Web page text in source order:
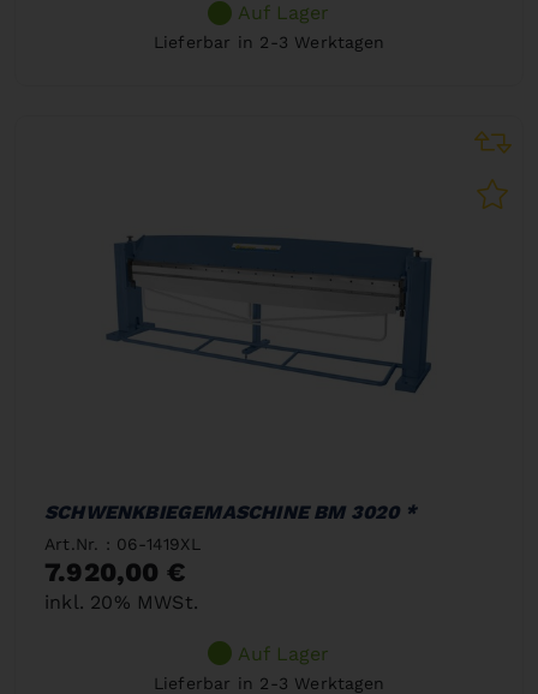
Auf Lager
Lieferbar in 2-3 Werktagen
SCHWENKBIEGEMASCHINE BM 3020 *
Art.Nr. : 06-1419XL
7.920,00 €
inkl. 20% MWSt.
Auf Lager
Lieferbar in 2-3 Werktagen